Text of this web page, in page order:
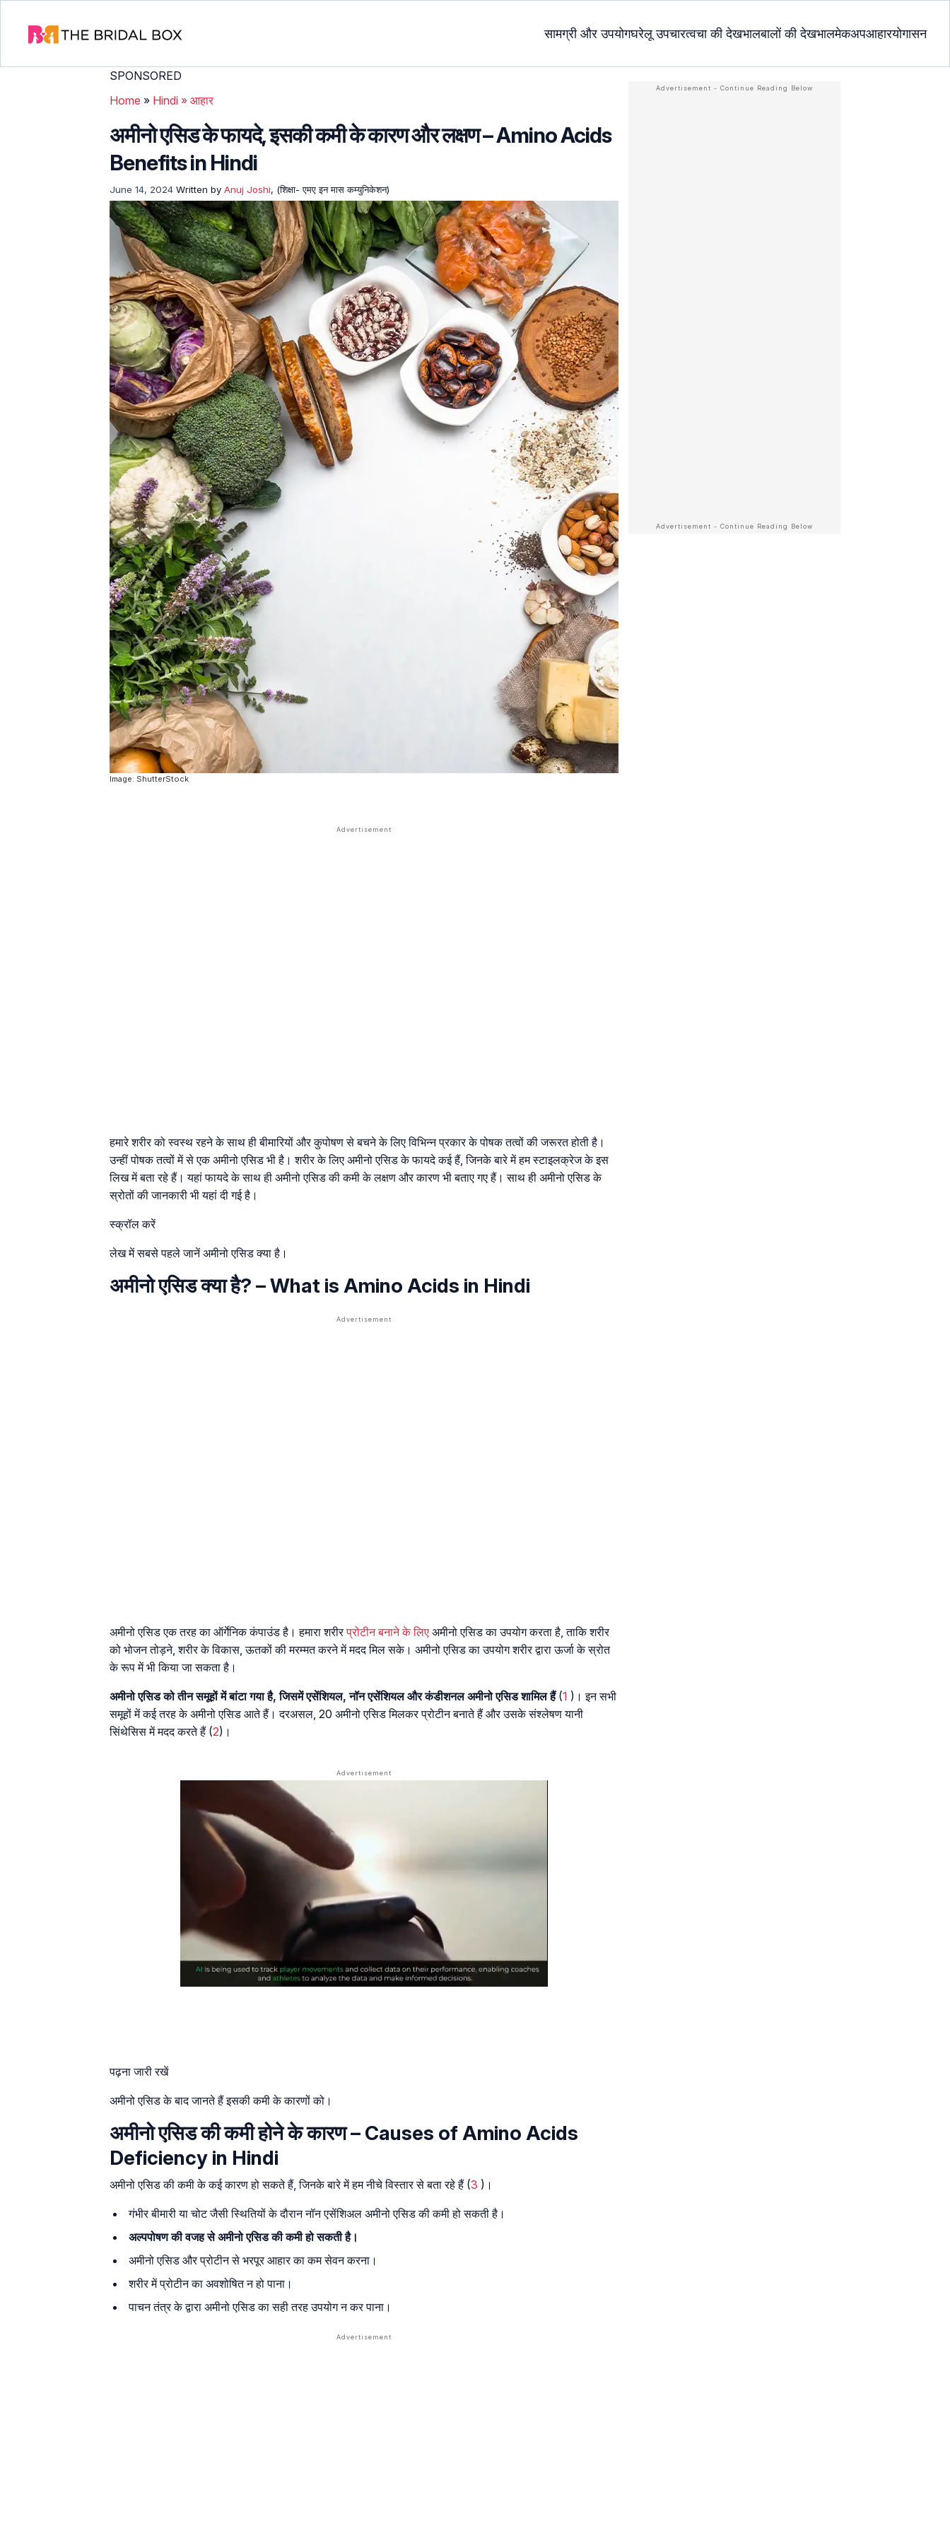
सामग्री और उपयोगघरेलू उपचारत्वचा की देखभालबालों की देखभालमेकअपआहारयोगासन
SPONSORED
Home » Hindi » आहार
अमीनो एसिड के फायदे, इसकी कमी के कारण और लक्षण – Amino Acids
Benefits in Hindi
June 14, 2024 Written by Anuj Joshi, (शिक्षा- एमए इन मास कम्युनिकेशन)
Image: ShutterStock
हमारे शरीर को स्वस्थ रहने के साथ ही बीमारियों और कुपोषण से बचने के लिए विभिन्न प्रकार के पोषक तत्वों की जरूरत होती है।
उन्हीं पोषक तत्वों में से एक अमीनो एसिड भी है। शरीर के लिए अमीनो एसिड के फायदे कई हैं, जिनके बारे में हम स्टाइलक्रेज के इस
लिख में बता रहे हैं। यहां फायदे के साथ ही अमीनो एसिड की कमी के लक्षण और कारण भी बताए गए हैं। साथ ही अमीनो एसिड के
स्रोतों की जानकारी भी यहां दी गई है।
स्क्रॉल करें
लेख में सबसे पहले जानें अमीनो एसिड क्या है।
अमीनो एसिड क्या है? – What is Amino Acids in Hindi
अमीनो एसिड एक तरह का ऑर्गेनिक कंपाउंड है। हमारा शरीरप्रोटीन बनाने के लिए अमीनो एसिड का उपयोग करता है, ताकि शरीर
को भोजन तोड़ने, शरीर के विकास, ऊतकों की मरम्मत करने में मदद मिल सके। अमीनो एसिड का उपयोग शरीर द्वारा ऊर्जा के स्रोत
के रूप में भी किया जा सकता है।
अमीनो एसिड को तीन समूहों में बांटा गया है, जिसमें एसेंशियल, नॉन एसेंशियल और कंडीशनल अमीनो एसिड शामिल हैं(1 )। इन सभी
समूहों में कई तरह के अमीनो एसिड आते हैं। दरअसल, 20 अमीनो एसिड मिलकर प्रोटीन बनाते हैं और उसके संश्लेषण यानी
सिंथेसिस में मदद करते हैं (2)।
पढ़ना जारी रखें
अमीनो एसिड के बाद जानते हैं इसकी कमी के कारणों को।
अमीनो एसिड की कमी होने के कारण – Causes of Amino Acids
Deficiency in Hindi
अमीनो एसिड की कमी के कई कारण हो सकते हैं, जिनके बारे में हम नीचे विस्तार से बता रहे हैं (3 )।
गंभीर बीमारी या चोट जैसी स्थितियों के दौरान नॉन एसेंशिअल अमीनो एसिड की कमी हो सकती है।
अल्पपोषण की वजह से अमीनो एसिड की कमी हो सकती है।
अमीनो एसिड और प्रोटीन से भरपूर आहार का कम सेवन करना।
शरीर में प्रोटीन का अवशोषित न हो पाना।
पाचन तंत्र के द्वारा अमीनो एसिड का सही तरह उपयोग न कर पाना।